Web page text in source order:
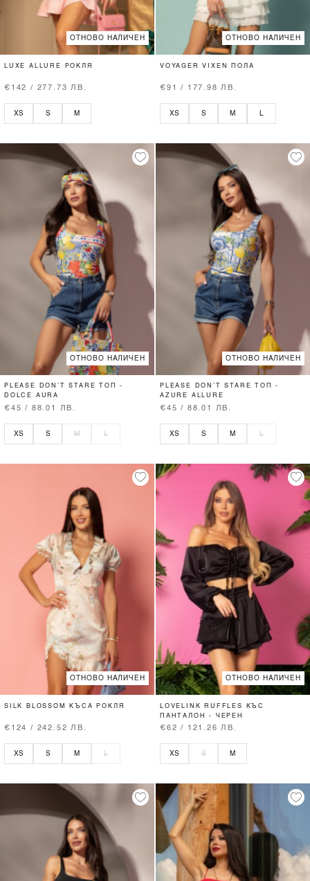
ОТНОВО НАЛИЧЕН
LUXE ALLURE РОКЛЯ
€142 / 277.73 ЛВ.
XS S M
ОТНОВО НАЛИЧЕН
VOYAGER VIXEN ПОЛА
€91 / 177.98 ЛВ.
XS S M L
ОТНОВО НАЛИЧЕН
PLEASE DON’T STARE ТОП -
DOLCE AURA
€45 / 88.01 ЛВ.
XS S M L
ОТНОВО НАЛИЧЕН
PLEASE DON’T STARE ТОП -
AZURE ALLURE
€45 / 88.01 ЛВ.
XS S M L
ОТНОВО НАЛИЧЕН
SILK BLOSSOM КЪСА РОКЛЯ
€124 / 242.52 ЛВ.
XS S M L
ОТНОВО НАЛИЧЕН
LOVELINK RUFFLES КЪС
ПАНТАЛОН - ЧЕРЕН
€62 / 121.26 ЛВ.
XS S M